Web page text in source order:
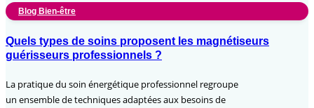
Blog Bien-être
Quels types de soins proposent les magnétiseurs
guérisseurs professionnels ?
La pratique du soin énergétique professionnel regroupe
un ensemble de techniques adaptées aux besoins de